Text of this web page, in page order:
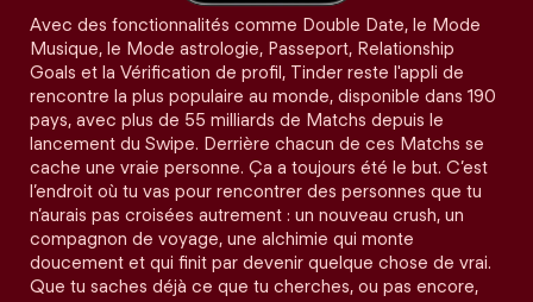
Avec des fonctionnalités comme Double Date, le Mode
Musique, le Mode astrologie, Passeport, Relationship
Goals et la Vérification de profil, Tinder reste l'appli de
rencontre la plus populaire au monde, disponible dans 190
pays, avec plus de 55 milliards de Matchs depuis le
lancement du Swipe. Derrière chacun de ces Matchs se
cache une vraie personne. Ça a toujours été le but. C’est
l’endroit où tu vas pour rencontrer des personnes que tu
n’aurais pas croisées autrement : un nouveau crush, un
compagnon de voyage, une alchimie qui monte
doucement et qui finit par devenir quelque chose de vrai.
Que tu saches déjà ce que tu cherches, ou pas encore,